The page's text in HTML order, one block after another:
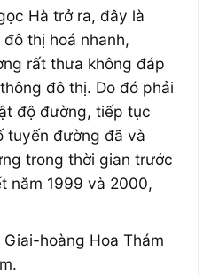
Hà trở ra, đây là
thị hoá nhanh,
rất thưa không đáp
đô thị. Do đó phải
độ đường, tiếp tục
tuyến đường đã và
trong thời gian trước
năm 1999 và 2000,
hoàng Hoa Thám